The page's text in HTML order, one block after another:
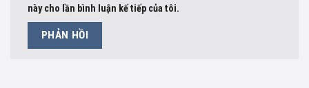
này cho lần bình luận kế tiếp của tôi.